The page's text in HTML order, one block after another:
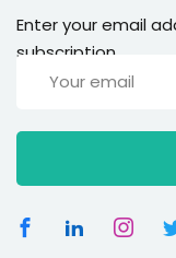
Enter your email
subscription